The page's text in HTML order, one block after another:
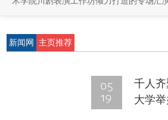
新闻网
主页推荐
05
19
千人
大学